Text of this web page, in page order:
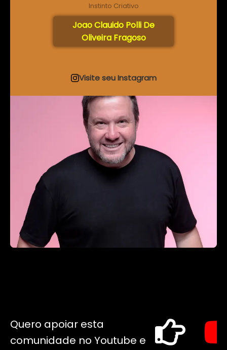
Instinto Criativo
Joao Clauido Polli De
Oliveira Fragoso
Visite seu Instagram
Quero apoiar esta
comunidade no Youtube e